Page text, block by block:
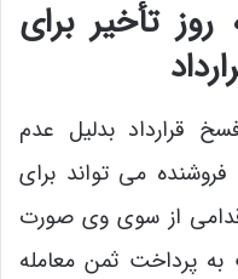
تأخیر برای
قرارداد بدلیل عدم
فروشنده می تواند برای
از سوی وی صورت
به پرداخت ثمن معامله